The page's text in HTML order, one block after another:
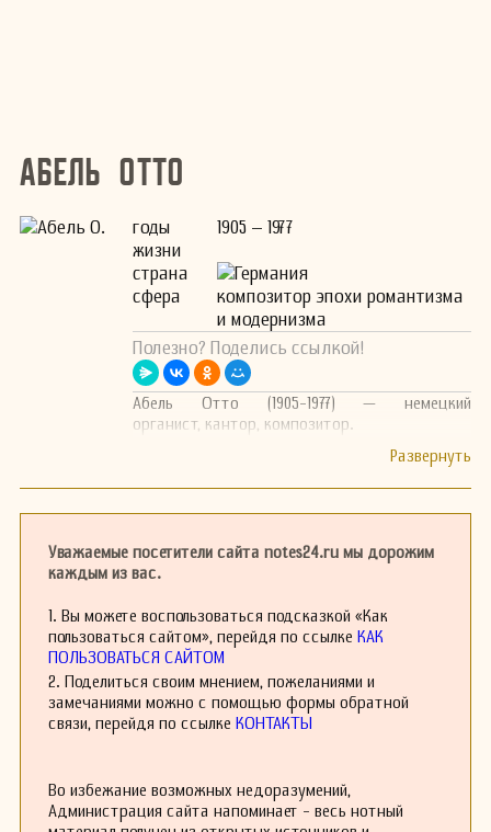
Абель Отто
годы
жизни
1905 – 1977
страна
Германия
сфера
композитор эпохи романтизма
и модернизма
Полезно? Поделись ссылкой!
Абель Отто (1905-1977) — немецкий
органист, кантор, композитор.
Уважаемые посетители сайта notes24.ru мы дорожим
каждым из вас.
1. Вы можете воспользоваться подсказкой «Как
пользоваться сайтом», перейдя по ссылке КАК
ПОЛЬЗОВАТЬСЯ САЙТОМ
2. Поделиться своим мнением, пожеланиями и
замечаниями можно с помощью формы обратной
связи, перейдя по ссылке КОНТАКТЫ
Во избежание возможных недоразумений,
Администрация сайта напоминает - весь нотный